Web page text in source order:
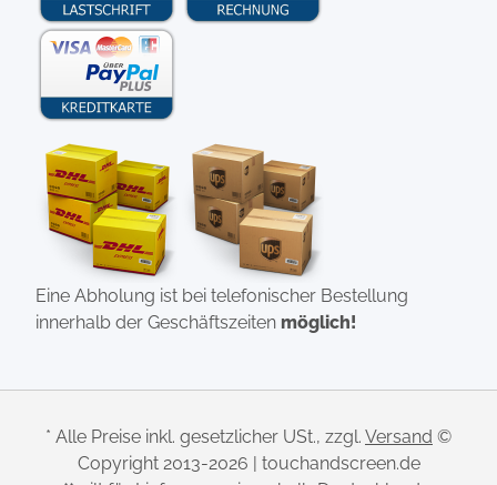
Eine Abholung ist bei telefonischer Bestellung
innerhalb der Geschäftszeiten möglich!
* Alle Preise inkl. gesetzlicher USt., zzgl. Versand ©
Copyright 2013-2026 | touchandscreen.de